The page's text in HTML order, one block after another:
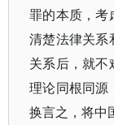
罪的本质，考
清楚法律关系
关系后，就不
理论同根同源
换言之，将中